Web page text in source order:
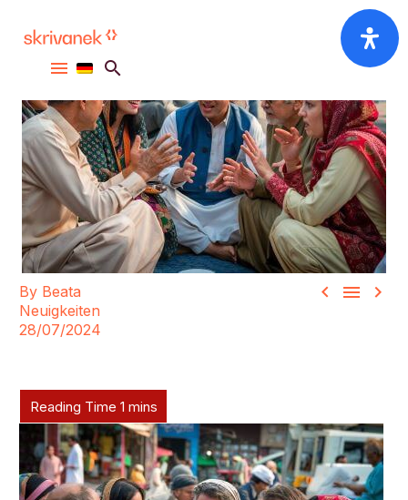
  
By Beata
Neuigkeiten
28/07/2024